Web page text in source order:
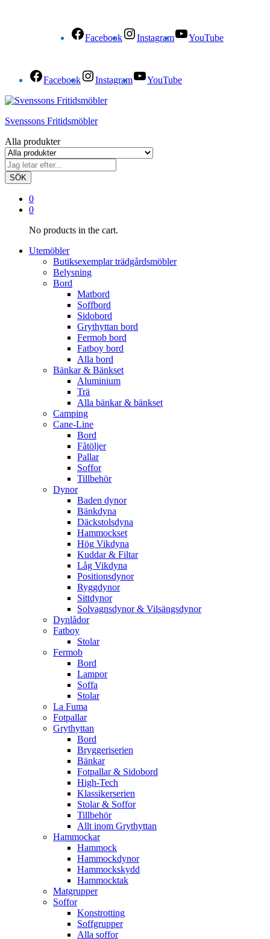
Facebook Instagram YouTube
Facebook Instagram YouTube
Svenssons Fritidsmöbler
Alla produkter
SÖK
0
0
No products in the cart.
Utemöbler
Butiksexemplar trädgårdsmöbler
Belysning
Bord
Matbord
Soffbord
Sidobord
Grythyttan bord
Fermob bord
Fatboy bord
Alla bord
Bänkar & Bänkset
Aluminium
Trä
Alla bänkar & bänkset
Camping
Cane-Line
Bord
Fåtöljer
Pallar
Soffor
Tillbehör
Dynor
Baden dynor
Bänkdyna
Däckstolsdyna
Hammockset
Hög Vikdyna
Kuddar & Filtar
Låg Vikdyna
Positionsdynor
Ryggdynor
Sittdynor
Solvagnsdynor & Vilsängsdynor
Dynlådor
Fatboy
Stolar
Fermob
Bord
Lampor
Soffa
Stolar
La Fuma
Fotpallar
Grythyttan
Bord
Bryggeriserien
Bänkar
Fotpallar & Sidobord
High-Tech
Klassikerserien
Stolar & Soffor
Tillbehör
Allt inom Grythyttan
Hammockar
Hammock
Hammockdynor
Hammockskydd
Hammocktak
Matgrupper
Soffor
Konstrotting
Soffgrupper
Alla soffor